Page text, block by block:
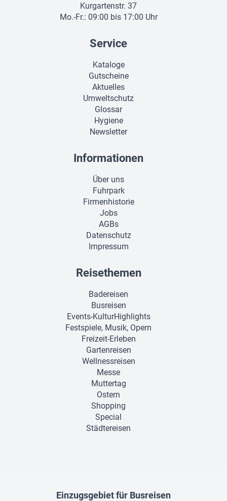
Kurgartenstr. 37
Mo.-Fr.: 09:00 bis 17:00 Uhr
Service
Kataloge
Gutscheine
Aktuelles
Umweltschutz
Glossar
Hygiene
Newsletter
Informationen
Über uns
Fuhrpark
Firmenhistorie
Jobs
AGBs
Datenschutz
Impressum
Reisethemen
Badereisen
Busreisen
Events-KulturHighlights
Festspiele, Musik, Opern
Freizeit-Erleben
Gartenreisen
Wellnessreisen
Messe
Muttertag
Ostern
Shopping
Special
Städtereisen
Einzugsgebiet für Busreisen